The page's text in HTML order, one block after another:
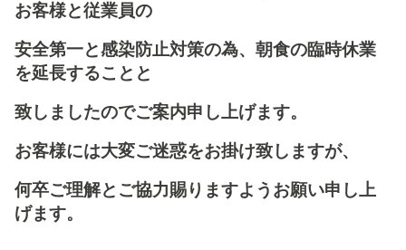
お客様と従業員の
安全第一と感染防止対策の為、朝食の臨時休業
を延長することと
致しましたのでご案内申し上げます。
お客様には大変ご迷惑をお掛け致しますが、
何卒ご理解とご協力賜りますようお願い申し上
げます。